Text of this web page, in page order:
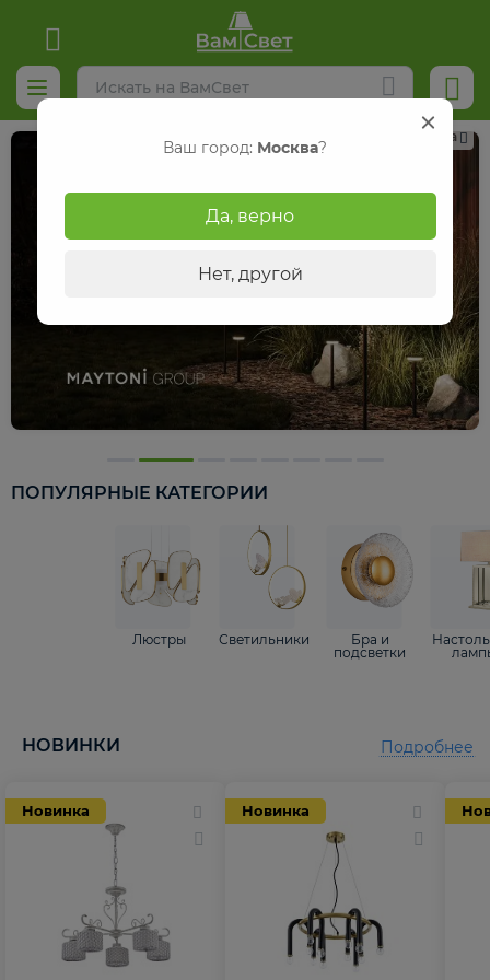
Реклама
ПОПУЛЯРНЫЕ КАТЕГОРИИ
Люстры Светильники
Бра и
подсветки
НОВИНКИ
Новинка Новинка
Подробнее
Ваш город: Москва?
Да, верно
Нет, другой